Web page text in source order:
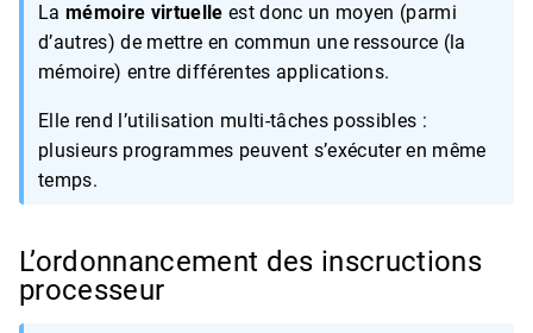
La mémoire virtuelle est donc un moyen (parmi
d’autres) de mettre en commun une ressource (la
mémoire) entre différentes applications.
Elle rend l’utilisation multi-tâches possibles :
plusieurs programmes peuvent s’exécuter en même
temps.
L’ordonnancement des inscructions
processeur